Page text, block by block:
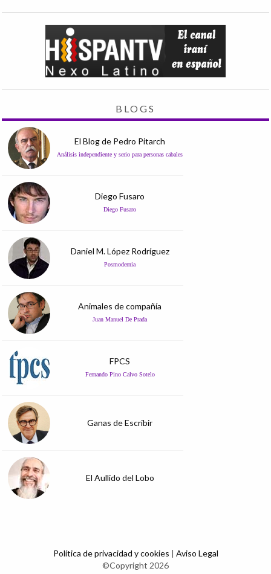
BLOGS
El Blog de Pedro Pitarch
Análisis independiente y serio para personas cabales
Diego Fusaro
Diego Fusaro
Daniel M. López Rodríguez
Posmodernia
Animales de compañía
Juan Manuel De Prada
FPCS
Fernando Pino Calvo Sotelo
Ganas de Escribir
El Aullido del Lobo
Política de privacidad y cookies | Aviso Legal
©Copyright 2026